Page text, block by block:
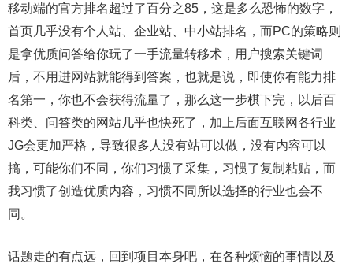
移动端的官方排名超过了百分之85，这是多么恐怖的数字，
首页几乎没有个人站、企业站、中小站排名，而PC的策略则
是拿优质问答给你玩了一手流量转移术，用户搜索关键词
后，不用进网站就能得到答案，也就是说，即使你有能力排
名第一，你也不会获得流量了，那么这一步棋下完，以后百
科类、问答类的网站几乎也快死了，加上后面互联网各行业
JG会更加严格，导致很多人没有站可以做，没有内容可以
搞，可能你们不同，你们习惯了采集，习惯了复制粘贴，而
我习惯了创造优质内容，习惯不同所以选择的行业也会不
同。
话题走的有点远，回到项目本身吧，在各种烦恼的事情以及